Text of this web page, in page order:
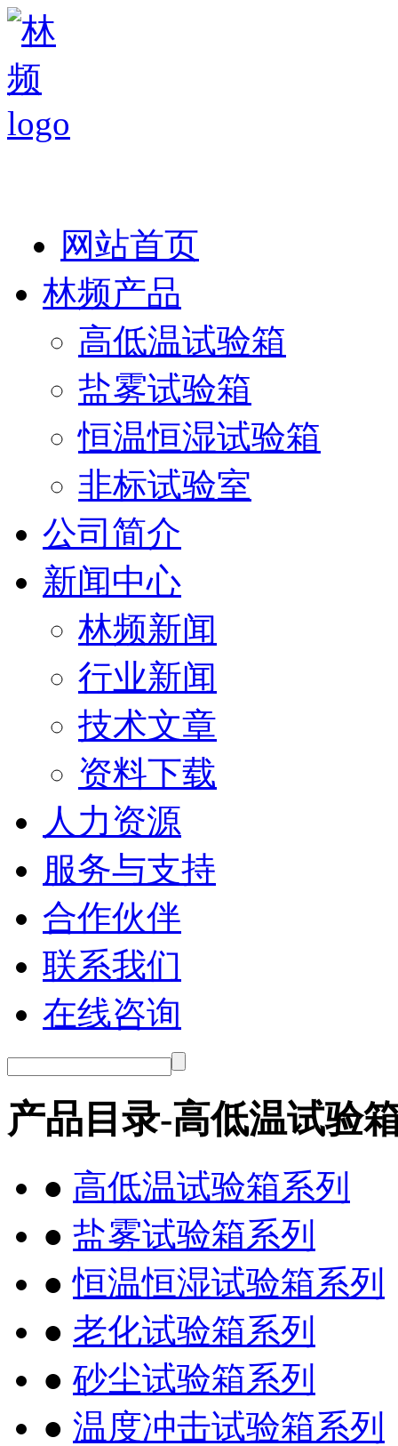
网站首页
林频产品
高低温试验箱
盐雾试验箱
恒温恒湿试验箱
非标试验室
公司简介
新闻中心
林频新闻
行业新闻
技术文章
资料下载
人力资源
服务与支持
合作伙伴
联系我们
在线咨询
产品目录-高低温试验
● 高低温试验箱系列
● 盐雾试验箱系列
●恒温恒湿试验箱系列
● 老化试验箱系列
● 砂尘试验箱系列
● 温度冲击试验箱系列